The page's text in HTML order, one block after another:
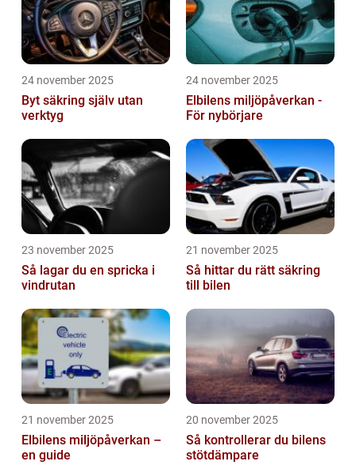
24 november 2025
Byt säkring själv utan
verktyg
24 november 2025
Elbilens miljöpåverkan -
För nybörjare
23 november 2025
Så lagar du en spricka i
vindrutan
21 november 2025
Så hittar du rätt säkring
till bilen
21 november 2025
Elbilens miljöpåverkan –
en guide
20 november 2025
Så kontrollerar du bilens
stötdämpare